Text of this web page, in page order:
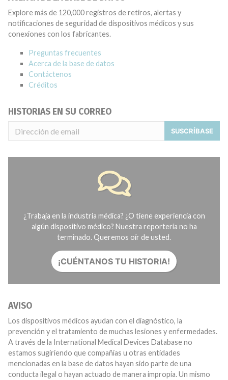
Explore más de 120,000 registros de retiros, alertas y
notificaciones de seguridad de dispositivos médicos y sus
conexiones con los fabricantes.
Preguntas frecuentes
Acerca de la base de datos
Contáctenos
Créditos
HISTORIAS EN SU CORREO
SUSCRÍBASE
¿Trabaja en la industria médica? ¿O tiene experiencia con
algún dispositivo médico? Nuestra reportería no ha
terminado. Queremos oír de usted.
¡CUÉNTANOS TU HISTORIA!
AVISO
Los dispositivos médicos ayudan con el diagnóstico, la
prevención y el tratamiento de muchas lesiones y enfermedades.
A través de la International Medical Devices Database no
estamos sugiriendo que compañías u otras entidades
mencionadas en la base de datos hayan sido parte de una
conducta ilegal o hayan actuado de manera impropia. Un mismo